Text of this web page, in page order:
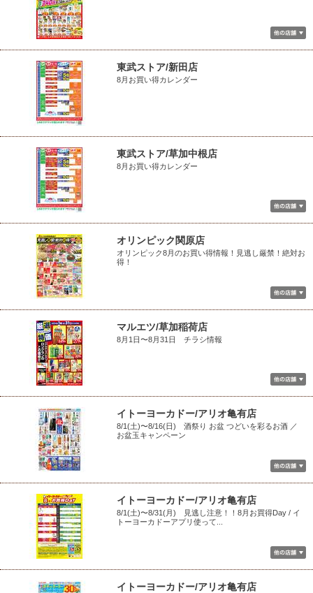
東武ストア/新田店
8月お買い得カレンダー
東武ストア/草加中根店
8月お買い得カレンダー
オリンピック関原店
オリンピック8月のお買い得情報！見逃し厳禁！絶対お
得！
マルエツ/草加稲荷店
8月1日〜8月31日 チラシ情報
イトーヨーカドー/アリオ亀有店
8/1(土)〜8/16(日) 酒祭り お盆 つどいを彩るお酒 ／
お盆玉キャンペーン
イトーヨーカドー/アリオ亀有店
8/1(土)〜8/31(月) 見逃し注意！！8月お買得Day / イ
トーヨーカドーアプリ使って...
イトーヨーカドー/アリオ亀有店